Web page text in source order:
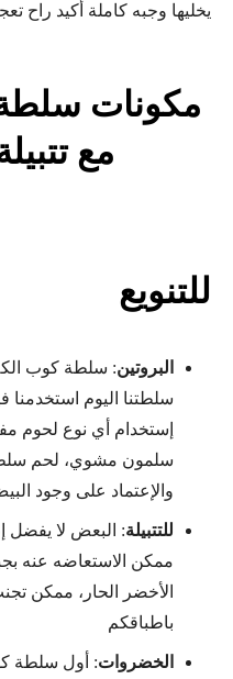
يخليها وجبه كاملة أكيد راح
مكونات
مع
للتنويع
البروتين: سلطة كوب
سلطتنا اليوم استخدمنا
إستخدام أي نوع لحوم
سلمون مشوي، لحم
والإعتماد على وجود
للتتبيلة: البعض لا يفضل
ممكن الاستعاضه عنه
الأخضر الحار، ممكن
باطباقكم
الخضروات: أول سلطة